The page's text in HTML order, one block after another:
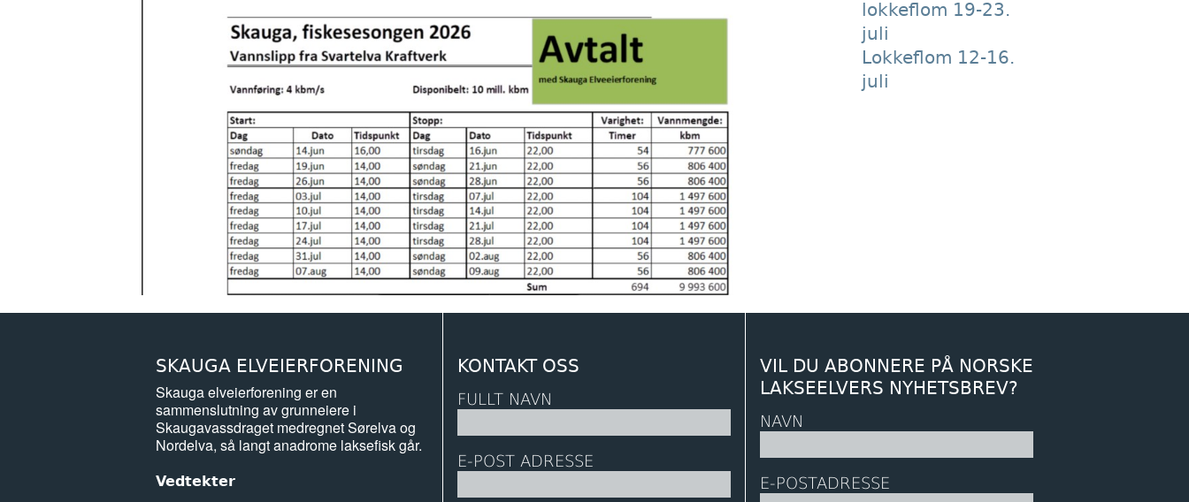
lokkeflom 19-23.
juli
Lokkeflom 12-16.
juli
SKAUGA ELVEIERFORENING
Skauga elveierforening er en
sammenslutning av grunneiere i
Skaugavassdraget medregnet Sørelva og
Nordelva, så langt anadrome laksefisk går.
Vedtekter
KONTAKT OSS
FULLT NAVN
E-POST ADRESSE
VIL DU ABONNERE PÅ NORSKE
LAKSEELVERS NYHETSBREV?
NAVN
E-POSTADRESSE